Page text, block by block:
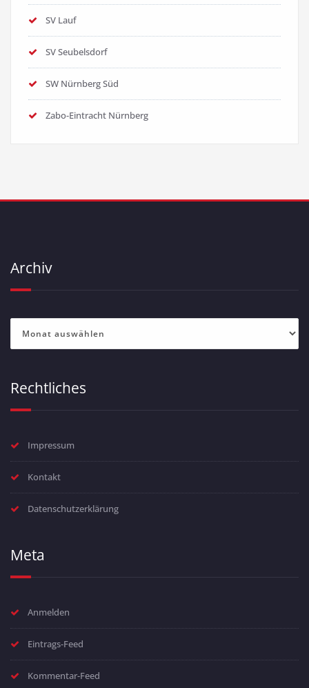
SV Lauf
SV Seubelsdorf
SW Nürnberg Süd
Zabo-Eintracht Nürnberg
Archiv
Rechtliches
Impressum
Kontakt
Datenschutzerklärung
Meta
Anmelden
Eintrags-Feed
Kommentar-Feed